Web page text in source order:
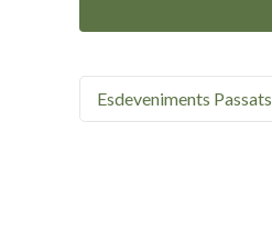
Esdeveniments Passats